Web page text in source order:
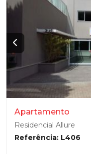
Apartamento
Residencial Allure
Referência: L406